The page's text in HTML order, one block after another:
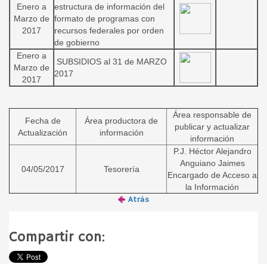
Enero a
Marzo de
2017
estructura de información del
formato de programas con
recursos federales por orden
de gobierno
Enero a
Marzo de
2017
SUBSIDIOS al 31 de MARZO
2017
Fecha de
Actualización
Área productora de
información
Área responsable de
publicar y actualizar
información
04/05/2017 Tesorería
P.J. Héctor Alejandro
Anguiano Jaimes
Encargado de Acceso a
la Información
Atrás
Compartir con: